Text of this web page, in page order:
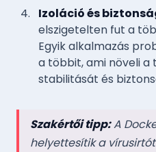
Izoláció és
elszigetelten fut a
Egyik alkalmazás
a többit, ami növeli a
stabilitását és
Szakértői tipp:A
helyettesítik a